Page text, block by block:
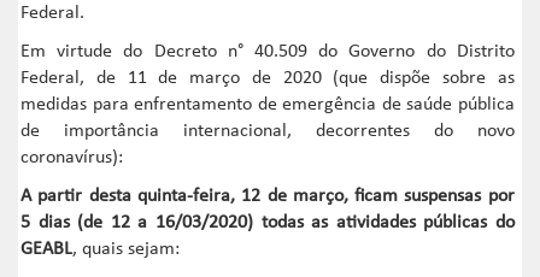
Federal.
Em virtude do Decreto n° 40.509 do Governo do Distrito
Federal, de 11 de março de 2020 (que dispõe sobre as
medidas para enfrentamento de emergência de saúde pública
de importância internacional, decorrentes do novo
coronavírus):
A partir desta quinta-feira, 12 de março, ficam suspensas por
5 dias (de 12 a 16/03/2020) todas as atividades públicas do
GEABL, quais sejam: